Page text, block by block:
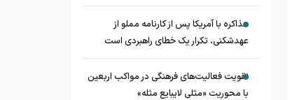
مذاکره با آمریکا پس از کارنامه مملو از
عهدشکنی، تکرار یک خطای راهبردی است
تقویت فعالیت‌های فرهنگی در مواکب اربعین
با محوریت «مثلی لایبایع مثله»